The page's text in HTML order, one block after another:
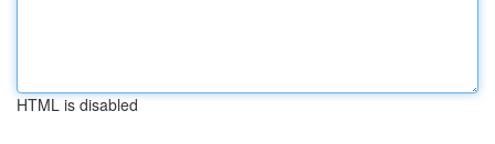
HTML is disabled